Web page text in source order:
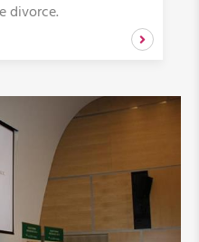
- Ecoles primaires
divorce.